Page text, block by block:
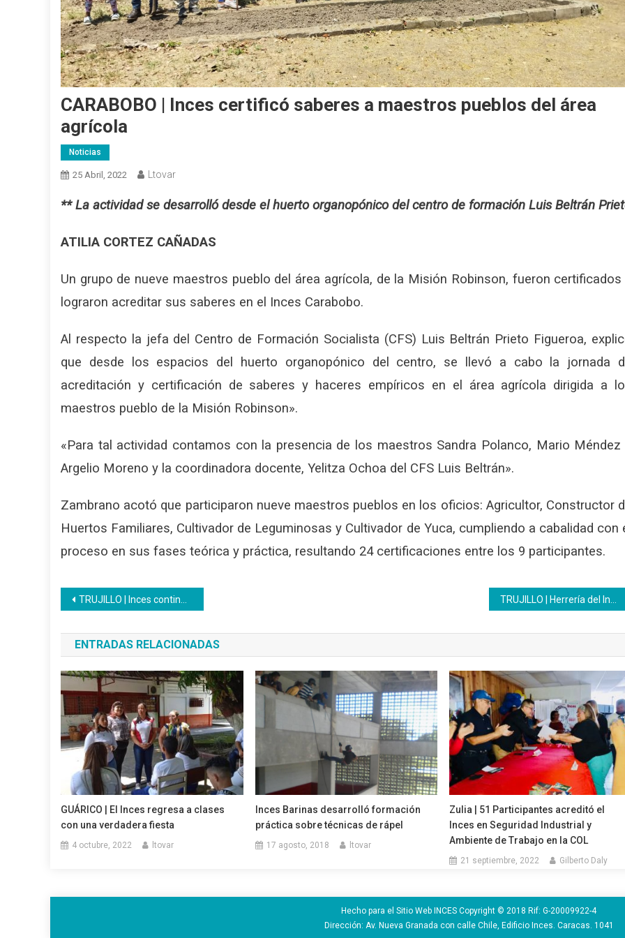
CARABOBO | Inces certificó saberes a maestros pueblos del área
agrícola
Noticias
25 Abril, 2022 Ltovar
** La actividad se desarrolló desde el huerto organopónico del centro de formación Luis Beltrán
ATILIA CORTEZ CAÑADAS
Un grupo de nueve maestros pueblo del área agrícola, de la Misión Robinson, fueron certificados
lograron acreditar sus saberes en el Inces Carabobo.
Al respecto la jefa del Centro de Formación Socialista (CFS) Luis Beltrán Prieto Figueroa,
que desde los espacios del huerto organopónico del centro, se llevó a cabo la jornada
acreditación y certificación de saberes y haceres empíricos en el área agrícola dirigida a
maestros pueblo de la Misión Robinson».
«Para tal actividad contamos con la presencia de los maestros Sandra Polanco, Mario Méndez
Argelio Moreno y la coordinadora docente, Yelitza Ochoa del CFS Luis Beltrán».
Zambrano acotó que participaron nueve maestros pueblos en los oficios: Agricultor, Constructor
Huertos Familiares, Cultivador de Leguminosas y Cultivador de Yuca, cumpliendo a cabalidad con
proceso en sus fases teórica y práctica, resultando 24 certificaciones entre los 9 participantes.
Navegación
de
entradas
TRUJILLO | Inces continúa con la I Fase de Formación y certificación en 11 municipios de la entidad TRUJILLO | Herrería del Inces ajusta su plan a las necesidades de las comunidades
ENTRADAS RELACIONADAS
GUÁRICO | El Inces regresa a clases
con una verdadera fiesta
4 octubre, 2022 ltovar
Inces Barinas desarrolló formación
práctica sobre técnicas de rápel
17 agosto, 2018 ltovar
Zulia | 51 Participantes acreditó el
Inces en Seguridad Industrial y
Ambiente de Trabajo en la COL
21 septiembre, 2022 Gilberto Daly
Hecho para el Sitio Web INCES Copyright © 2018 Rif: G-20009922-4
Dirección: Av. Nueva Granada con calle Chile, Edificio Inces. Caracas. 1041